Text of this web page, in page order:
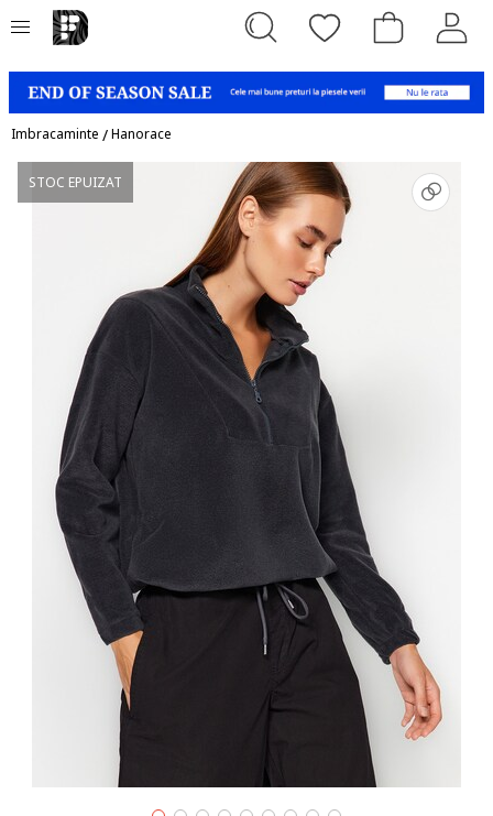
Imbracaminte /Hanorace
STOC EPUIZAT